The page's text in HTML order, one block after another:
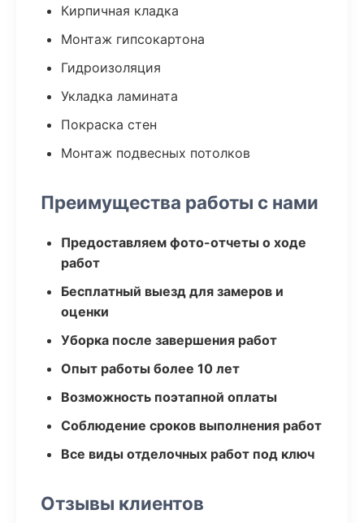
Кирпичная кладка
Монтаж гипсокартона
Гидроизоляция
Укладка ламината
Покраска стен
Монтаж подвесных потолков
Преимущества работы с нами
Предоставляем фото-отчеты о ходе
работ
Бесплатный выезд для замеров и
оценки
Уборка после завершения работ
Опыт работы более 10 лет
Возможность поэтапной оплаты
Соблюдение сроков выполнения работ
Все виды отделочных работ под ключ
Отзывы клиентов